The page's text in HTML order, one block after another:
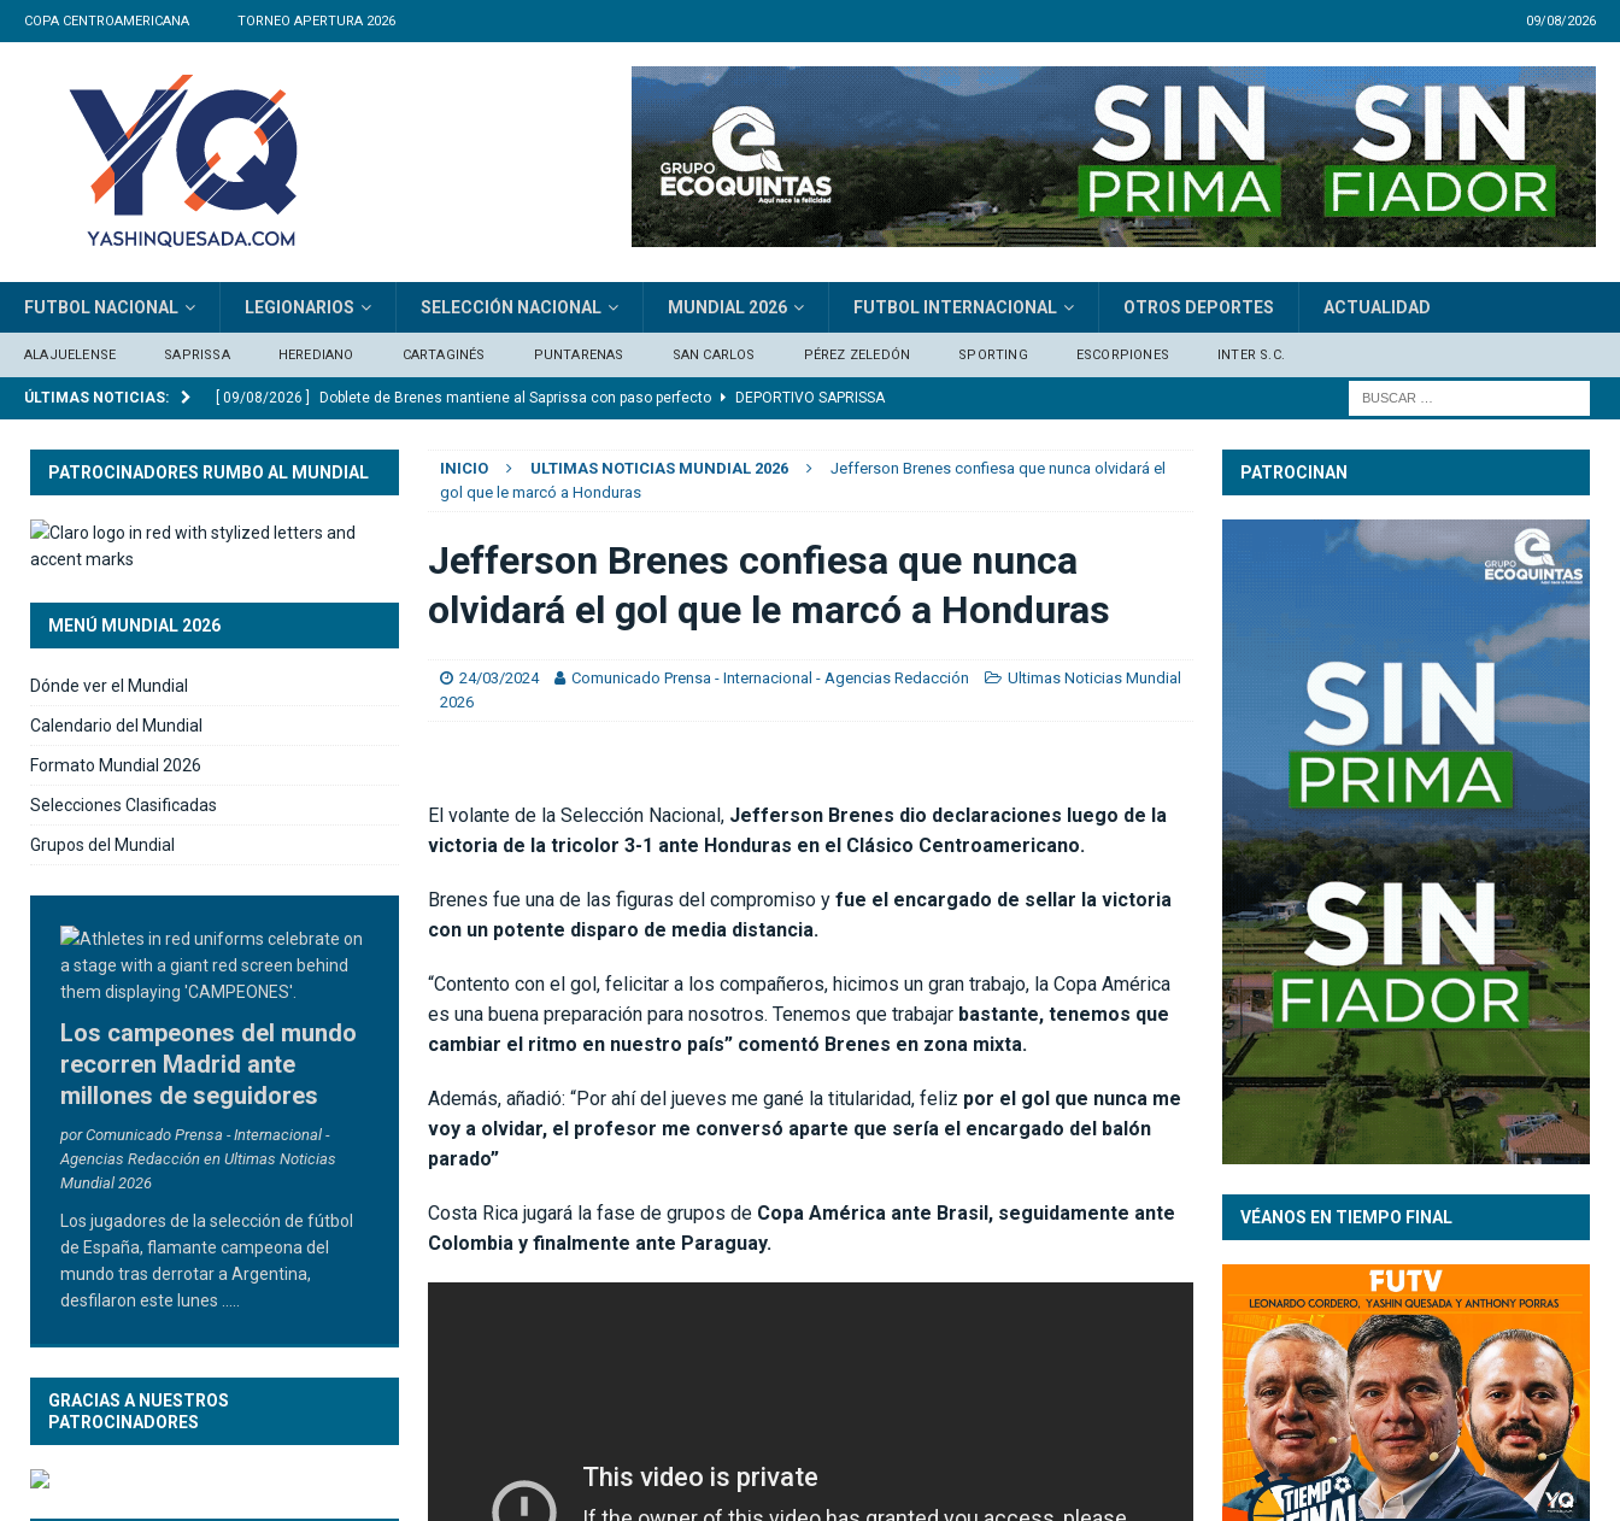
COPA CENTROAMERICANA TORNEO APERTURA 2026 09/08/2026
FUTBOL NACIONAL LEGIONARIOS SELECCIÓN NACIONAL MUNDIAL 2026 FUTBOL INTERNACIONAL OTROS DEPORTES ACTUALIDAD
ALAJUELENSE SAPRISSA HEREDIANO CARTAGINÉS PUNTARENAS SAN CARLOS PÉREZ ZELEDÓN SPORTING ESCORPIONES INTER S.C.
ÚLTIMAS NOTICIAS: [ 08/08/2026 ] Empate sin goles entre Escorpiones y Pérez Zeledón ESCORPIONES DE BELÉN
[ 07/08/2026 ] Cartaginés venció a Sporting y borró sus fantasmas
Doblete de Brenes mantiene al Saprissa con paso perfecto DEPORTIVO SAPRISSA
INICIO ULTIMAS NOTICIAS MUNDIAL 2026
Jefferson Brenes confiesa que nunca olvidará el
gol que le marcó a Honduras
Jefferson Brenes confiesa que nunca
olvidará el gol que le marcó a Honduras
24/03/2024 Comunicado Prensa - Internacional - Agencias Redacción
Ultimas Noticias Mundial
2026
El volante de la Selección Nacional, Jefferson Brenes dio declaraciones luego de la
victoria de la tricolor 3-1 ante Honduras en el Clásico Centroamericano.
Brenes fue una de las figuras del compromiso y fue el encargado de sellar la victoria
con un potente disparo de media distancia.
“Contento con el gol, felicitar a los compañeros, hicimos un gran trabajo, la Copa América
es una buena preparación para nosotros. Tenemos que trabajar bastante, tenemos que
cambiar el ritmo en nuestro país” comentó Brenes en zona mixta.
Además, añadió: “Por ahí del jueves me gané la titularidad, feliz por el gol que nunca me
voy a olvidar, el profesor me conversó aparte que sería el encargado del balón
parado”
Costa Rica jugará la fase de grupos de Copa América ante Brasil, seguidamente ante
Colombia y finalmente ante Paraguay.
PATROCINADORES RUMBO AL MUNDIAL
MENÚ MUNDIAL 2026
Dónde ver el Mundial
Calendario del Mundial
Formato Mundial 2026
Selecciones Clasificadas
Grupos del Mundial
Los campeones del mundo
recorren Madrid ante
millones de seguidores
por Comunicado Prensa - Internacional -
Agencias Redacción en Ultimas Noticias
Mundial 2026
Los jugadores de la selección de fútbol
de España, flamante campeona del
mundo tras derrotar a Argentina,
desfilaron este lunes
GRACIAS A NUESTROS
PATROCINADORES
PATROCINAN
VÉANOS EN TIEMPO FINAL